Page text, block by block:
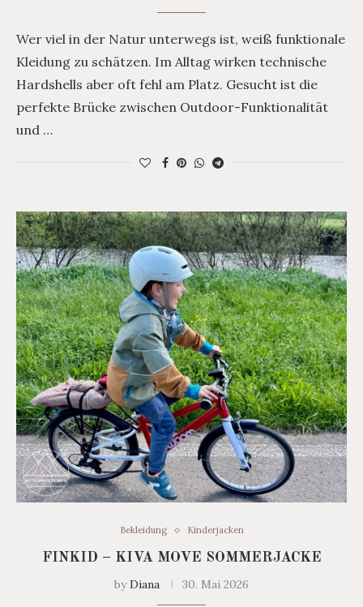
Wer viel in der Natur unterwegs ist, weiß funktionale
Kleidung zu schätzen. Im Alltag wirken technische
Hardshells aber oft fehl am Platz. Gesucht ist die
perfekte Brücke zwischen Outdoor-Funktionalität
und …
Bekleidung Kinderjacken
FINKID – KIVA MOVE SOMMERJACKE
byDiana 30. Mai 2026